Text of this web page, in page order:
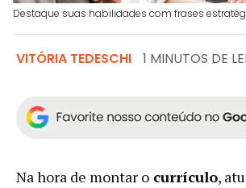
Destaque suas habilidades com frases
VITÓRIA TEDESCHI 1 MINUTOS DE
Na hora de montar o currículo,